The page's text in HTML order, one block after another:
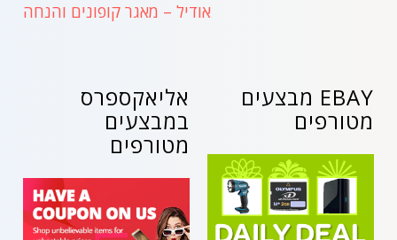
אודיל – מאגר קופונים והנחה
אליאקספרס
במבצעים
מטורפים
EBAY מבצעים
מטורפים